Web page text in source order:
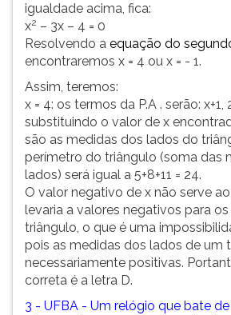
igualdade acima, fica:
x2 – 3x – 4 = 0
Resolvendo a equação do
encontraremos x = 4 ou x = - 1.
Assim, teremos:
x = 4: os termos da P.A . serão: x+1,
substituindo o valor de x
são as medidas dos lados do
perímetro do triângulo (soma das
lados) será igual a 5+8+11 = 24.
O valor negativo de x não serve
levaria a valores negativos para
triângulo, o que é uma
pois as medidas dos lados de um
necessariamente positivas.
correta é a letra D.
3 - UFBA - Um relógio que bate